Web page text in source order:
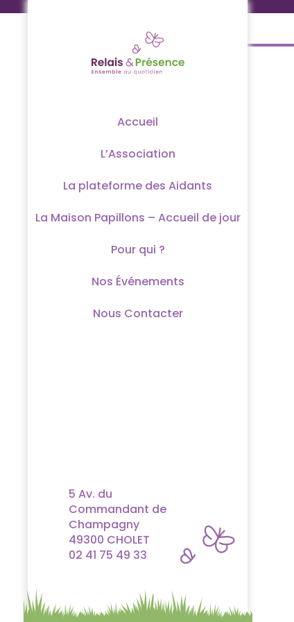
Passer
Accueil
L’Association
La plateforme des Aidants
La Maison Papillons – Accueil de jour
Pour qui ?
Nos Événements
Nous Contacter
5 Av. du
Commandant de
Champagny
49300 CHOLET
02 41 75 49 33